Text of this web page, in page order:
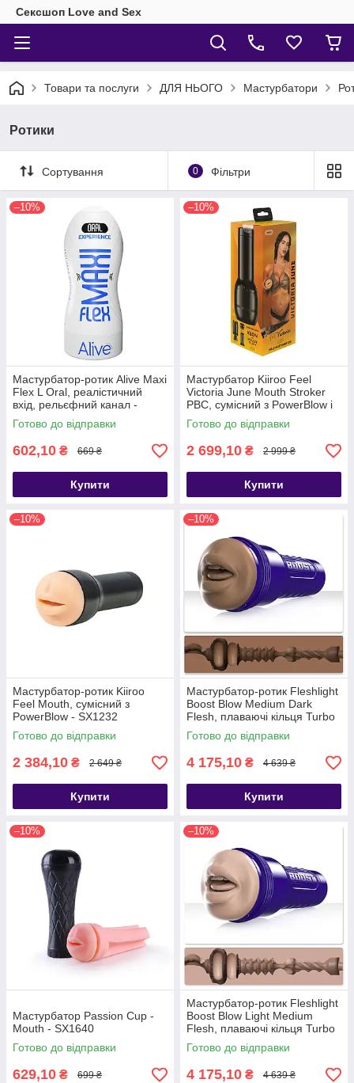
Сексшоп Love and Sex
Товари та послуги ДЛЯ НЬОГО Мастурбатори
Ротики
Сортування 0 Фільтри
–10%
Мастурбатор-ротик Alive Maxi
Flex L Oral, реалістичний
вхід, рельєфний канал -
SX0817
Готово до відправки
602,10 ₴ 669 ₴
Купити
–10%
Мастурбатор Kiiroo Feel
Victoria June Mouth Stroker
PBC, сумісний з PowerBlow і
Keon - SO9361
Готово до відправки
2 699,10 ₴ 2 999 ₴
Купити
–10%
Мастурбатор-ротик Kiiroo
Feel Mouth, сумісний з
PowerBlow - SX1232
Готово до відправки
2 384,10 ₴ 2 649 ₴
Купити
–10%
Мастурбатор-ротик Fleshlight
Boost Blow Medium Dark
Flesh, плаваючі кільця Turbo
Tech - SX1316
Готово до відправки
4 175,10 ₴ 4 639 ₴
Купити
–10%
Мастурбатор Passion Cup -
Mouth - SX1640
Готово до відправки
629,10 ₴ 699 ₴
–10%
Мастурбатор-ротик Fleshlight
Boost Blow Light Medium
Flesh, плаваючі кільця Turbo
Tech - SO8154
Готово до відправки
4 175,10 ₴ 4 639 ₴